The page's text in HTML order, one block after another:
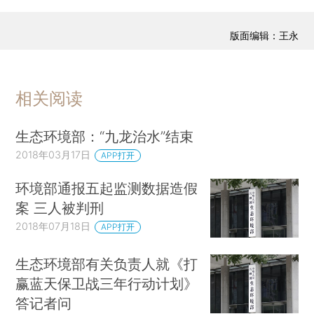
版面编辑：王永
相关阅读
生态环境部：“九龙治水”结束
2018年03月17日 APP打开
环境部通报五起监测数据造假
案 三人被判刑
2018年07月18日 APP打开
生态环境部有关负责人就《打
赢蓝天保卫战三年行动计划》
答记者问